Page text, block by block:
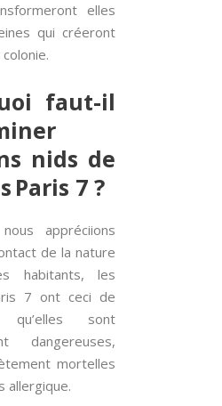
elles
qui créeront
faut-il
nids de
Paris 7 ?
appréciions
de la nature
habitants, les
7 ont ceci de
qu’elles sont
dangereuses,
mortelles
allergique.